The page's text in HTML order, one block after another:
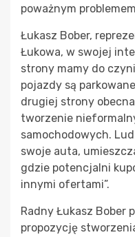
poważnym
Łukasz Bober,
Łukowa, w swojej
strony mamy do
pojazdy są
drugiej strony
tworzenie
samochodowych.
swoje auta,
gdzie potencjalni
innymi ofertami”.
Radny Łukasz Bober
propozycję